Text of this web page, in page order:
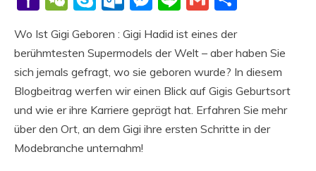
Wo Ist Gigi Geboren : Gigi Hadid ist eines der
berühmtesten Supermodels der Welt – aber haben Sie
sich jemals gefragt, wo sie geboren wurde? In diesem
Blogbeitrag werfen wir einen Blick auf Gigis Geburtsort
und wie er ihre Karriere geprägt hat. Erfahren Sie mehr
über den Ort, an dem Gigi ihre ersten Schritte in der
Modebranche unternahm!